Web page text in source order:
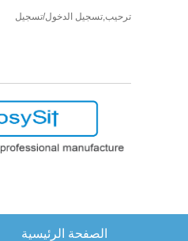
ترحيب,تسجيل الدخول/تسجيل
الصفحة الرئيسية